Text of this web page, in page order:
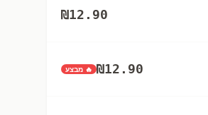
₪12.90
₪12.90 🔥 מבצע